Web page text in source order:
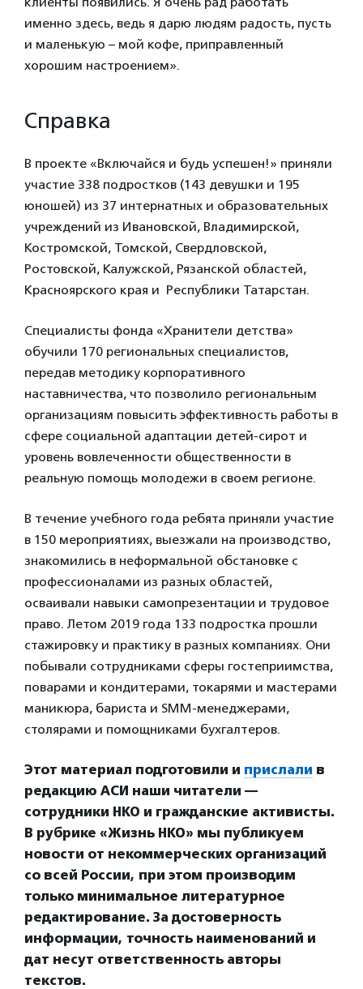
именно здесь, ведь я дарю людям радость, пусть
и маленькую – мой кофе, приправленный
хорошим настроением».
Справка
В проекте «Включайся и будь успешен!» приняли
участие 338 подростков (143 девушки и 195
юношей) из 37 интернатных и образовательных
учреждений из Ивановской, Владимирской,
Костромской, Томской, Свердловской,
Ростовской, Калужской, Рязанской областей,
Красноярского края и Республики Татарстан.
Специалисты фонда «Хранители детства»
обучили 170 региональных специалистов,
передав методику корпоративного
наставничества, что позволило региональным
организациям повысить эффективность работы в
сфере социальной адаптации детей-сирот и
уровень вовлеченности общественности в
реальную помощь молодежи в своем регионе.
В течение учебного года ребята приняли участие
в 150 мероприятиях, выезжали на производство,
знакомились в неформальной обстановке с
профессионалами из разных областей,
осваивали навыки самопрезентации и трудовое
право. Летом 2019 года 133 подростка прошли
стажировку и практику в разных компаниях. Они
побывали сотрудниками сферы гостеприимства,
поварами и кондитерами, токарями и мастерами
маникюра, бариста и SMM-менеджерами,
столярами и помощниками бухгалтеров.
Этот материал подготовили и прислали в
редакцию АСИ наши читатели —
сотрудники НКО и гражданские активисты.
В рубрике «Жизнь НКО» мы публикуем
новости от некоммерческих организаций
со всей России, при этом производим
только минимальное литературное
редактирование. За достоверность
информации, точность наименований и
дат несут ответственность авторы
текстов.